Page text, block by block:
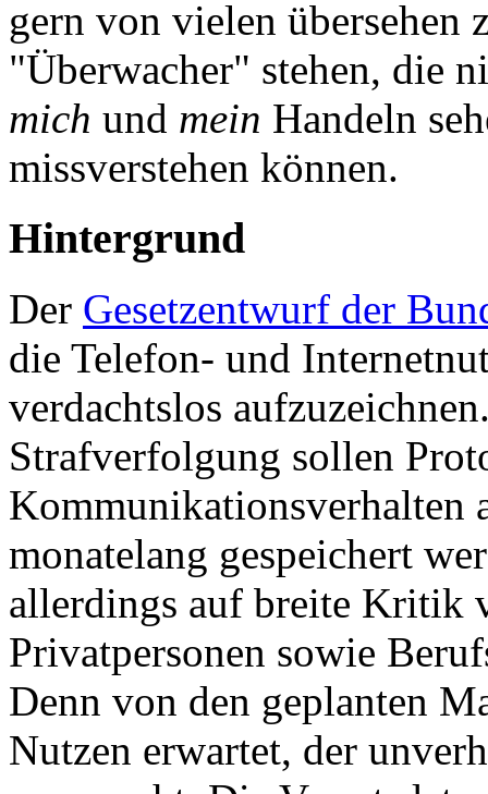
gern von vielen übersehen
"Überwacher" stehen, die
mich und mein Handeln
missverstehen können.
Hintergrund
Der Gesetzentwurf der
die Telefon- und
verdachtslos
Strafverfolgung sollen
Kommunikationsverhalten
monatelang gespeichert
allerdings auf breite Kritik
Privatpersonen sowie
Denn von den geplanten
Nutzen erwartet, der